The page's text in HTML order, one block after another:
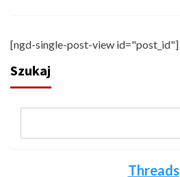
[ngd-single-post-view id="post_id"]
Szukaj
Threads